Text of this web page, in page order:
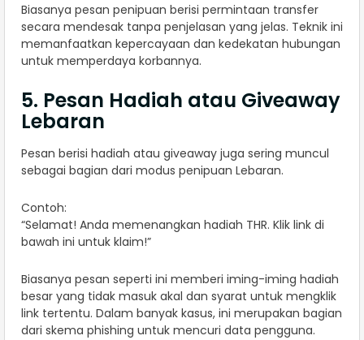
Biasanya pesan penipuan berisi permintaan transfer
secara mendesak tanpa penjelasan yang jelas. Teknik ini
memanfaatkan kepercayaan dan kedekatan hubungan
untuk memperdaya korbannya.
5. Pesan Hadiah atau Giveaway
Lebaran
Pesan berisi hadiah atau giveaway juga sering muncul
sebagai bagian dari modus penipuan Lebaran.
Contoh:
“Selamat! Anda memenangkan hadiah THR. Klik link di
bawah ini untuk klaim!”
Biasanya pesan seperti ini memberi iming-iming hadiah
besar yang tidak masuk akal dan syarat untuk mengklik
link tertentu. Dalam banyak kasus, ini merupakan bagian
dari skema phishing untuk mencuri data pengguna.